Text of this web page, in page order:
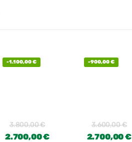
-1.100,00€
3.800,00€
2.700,00€
-900,00€
3.600,00€
2.700,00€